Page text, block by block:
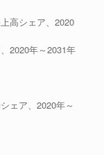
高シェア、2020
2020年～2031年
ェア、2020年～